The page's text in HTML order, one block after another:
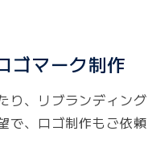
ゴマーク制作
り、リブランディング
で、ロゴ制作もご依頼